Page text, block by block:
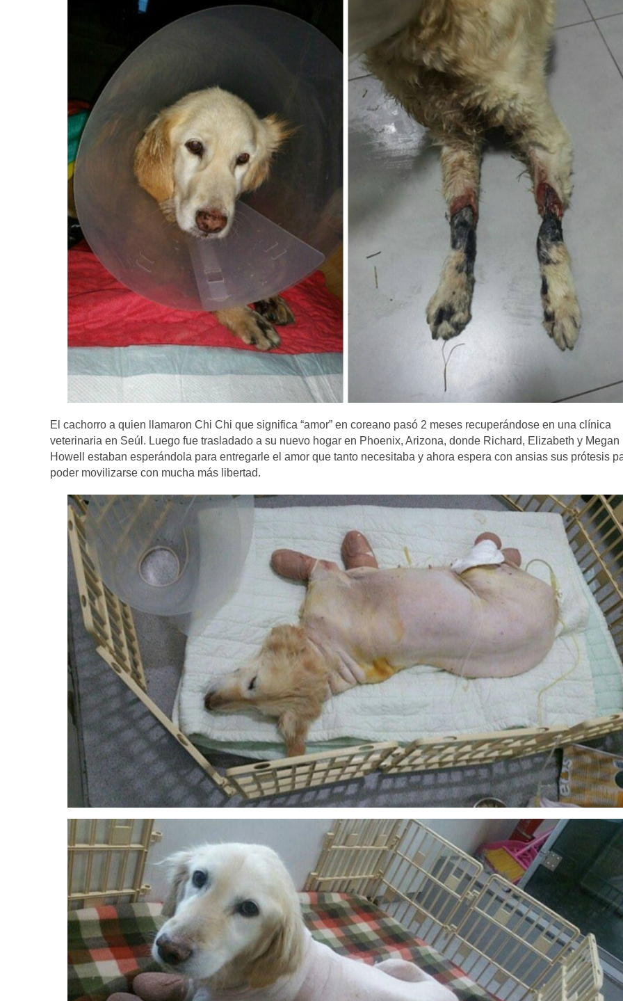
El cachorro a quien llamaron Chi Chi que significa “amor” en coreano pasó 2 meses recuperándose en una clínica
veterinaria en Seúl. Luego fue trasladado a su nuevo hogar en Phoenix, Arizona, donde Richard, Elizabeth y Megan
Howell estaban esperándola para entregarle el amor que tanto necesitaba y ahora espera con ansias sus prótesis
poder movilizarse con mucha más libertad.